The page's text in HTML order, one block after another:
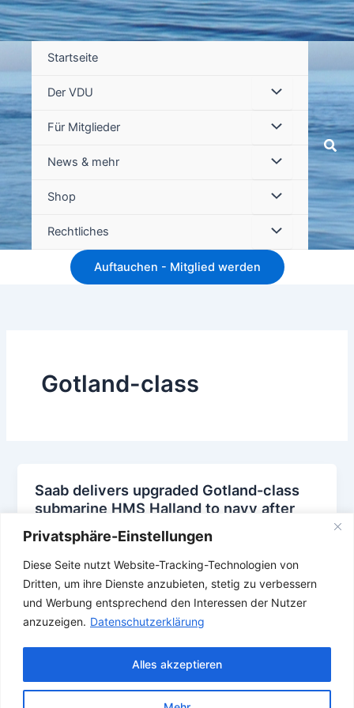
Privatsphäre-Einstellungen
Diese Seite nutzt Website-Tracking-Technologien von
Dritten, um ihre Dienste anzubieten, stetig zu verbessern
und Werbung entsprechend den Interessen der Nutzer
anzuzeigen. Datenschutzerklärung
Alles akzeptieren
Startseite
Der VDU
Für Mitglieder
News & mehr
Shop
Rechtliches
Auftauchen - Mitglied werden
Gotland-class
Saab delivers upgraded Gotland-class
submarine HMS Halland to navy after
mid-life refit works
Gotland-class , Saab , Schweden Submarine Sweden
Boot
U-Boot